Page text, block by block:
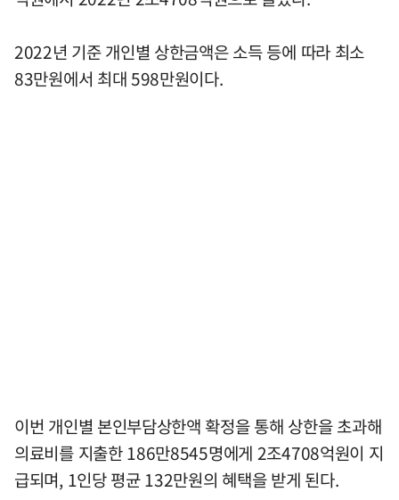
2022년 기준 개인별 상한금액은 소득 등에 따라 최소
83만원에서 최대 598만원이다.
이번 개인별 본인부담상한액 확정을 통해 상한을 초과해
의료비를 지출한 186만8545명에게 2조4708억원이 지
급되며, 1인당 평균 132만원의 혜택을 받게 된다.